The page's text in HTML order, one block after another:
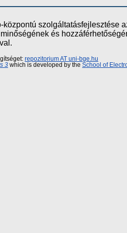
központú szolgáltatásfejlesztése
és
repozitorium AT uni-bge.hu
3 which is developed by the School of